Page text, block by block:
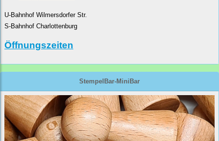
U-Bahnhof Wilmersdorfer Str.
S-Bahnhof Charlottenburg
Öffnungszeiten
StempelBar-MiniBar